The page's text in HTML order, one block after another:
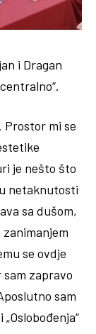
i Dragan
mi se
je nešto što
netaknutosti
sa dušom,
se ovdje
zapravo
sam